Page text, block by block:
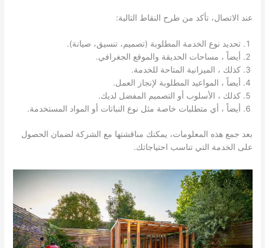
عند الاتصال، تأكد من طرح النقاط التالية:
تحديد نوع الخدمة المطلوبة (تصميم، تنسيق، صيانة).
أيضاً ، مساحات الحديقة والموقع الجغرافي.
كذلك ، الميزانية المتاحة للخدمة.
أيضاً ، المواعيد المطلوبة لإنجاز العمل.
كذلك ، الأسلوب أو التصميم المفضل لديك.
أيضاً ، أي متطلبات خاصة مثل نوع النباتات أو المواد المستخدمة.
بعد جمع هذه المعلومات، يمكنك مناقشتها مع الشركة لضمان الحصول
على الخدمة التي تناسب احتياجاتك.